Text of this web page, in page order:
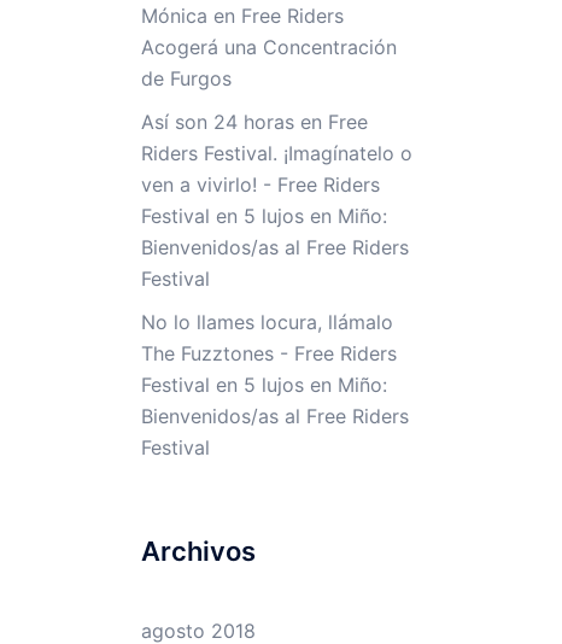
Mónica en Free Riders
Acogerá una Concentración
de Furgos
Así son 24 horas en Free
Riders Festival. ¡Imagínatelo o
ven a vivirlo! - Free Riders
Festival en 5 lujos en Miño:
Bienvenidos/as al Free Riders
Festival
No lo llames locura, llámalo
The Fuzztones - Free Riders
Festival en 5 lujos en Miño:
Bienvenidos/as al Free Riders
Festival
Archivos
agosto 2018